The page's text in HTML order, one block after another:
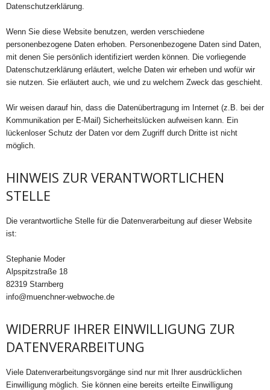
Datenschutzerklärung.
Wenn Sie diese Website benutzen, werden verschiedene
personenbezogene Daten erhoben. Personenbezogene Daten sind Daten,
mit denen Sie persönlich identifiziert werden können. Die vorliegende
Datenschutzerklärung erläutert, welche Daten wir erheben und wofür wir
sie nutzen. Sie erläutert auch, wie und zu welchem Zweck das geschieht.
Wir weisen darauf hin, dass die Datenübertragung im Internet (z.B. bei der
Kommunikation per E-Mail) Sicherheitslücken aufweisen kann. Ein
lückenloser Schutz der Daten vor dem Zugriff durch Dritte ist nicht
möglich.
HINWEIS ZUR VERANTWORTLICHEN
STELLE
Die verantwortliche Stelle für die Datenverarbeitung auf dieser Website
ist:
Stephanie Moder
Alpspitzstraße 18
82319 Starnberg
info@muenchner-webwoche.de
WIDERRUF IHRER EINWILLIGUNG ZUR
DATENVERARBEITUNG
Viele Datenverarbeitungsvorgänge sind nur mit Ihrer ausdrücklichen
Einwilligung möglich. Sie können eine bereits erteilte Einwilligung